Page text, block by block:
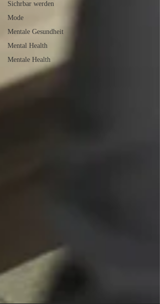
Sichrbar werden
Mode
Mentale Gesundheit
Mental Health
Mentale Health